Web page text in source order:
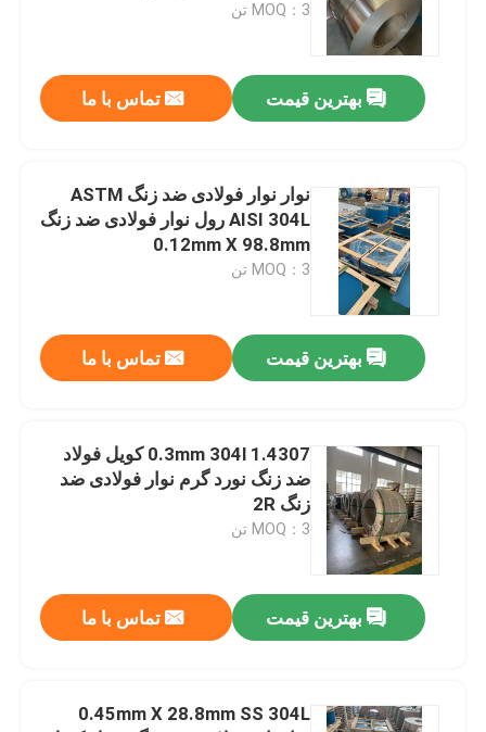
با ما تماس بگیرید
درخواست نقل قول
نوارهای فولادی ضد زنگ 316L
نوارهای فولادی ضد زنگ 304 لیتری
نوار فولادی ضد زنگ 321
کویل فولادی ضد زنگ 301
سیم پیچ نواری ss
نوار فولادی ضد زنگ دقیق
رول نوار فولادی ضد زنگ
MOQ：3 تن
بهترین قیمت تماس با ما
نوار نوار فولادی ضد زنگ ASTM
AISI 304L رول نوار فولادی ضد زنگ
0.12mm X 98.8mm
MOQ：3 تن
بهترین قیمت تماس با ما
1.4307 0.3mm 304l کویل فولاد
ضد زنگ نورد گرم نوار فولادی ضد
زنگ 2R
MOQ：3 تن
بهترین قیمت تماس با ما
0.45mm X 28.8mm SS 304L